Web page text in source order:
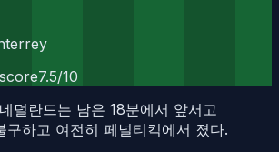
7.5/10
네덜란드는 남은 18분에서 앞서고
구하고 여전히 페널티킥에서 졌다.